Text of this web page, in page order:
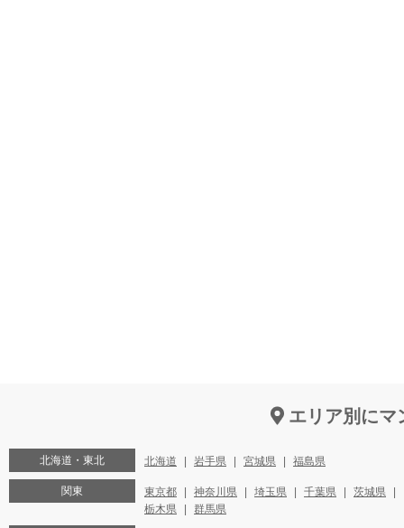
エリア別にマ
北海道・東北 北海道 岩手県 宮城県 福島県
関東 東京都 神奈川県 埼玉県 千葉県
茨城県
栃木県
群馬県